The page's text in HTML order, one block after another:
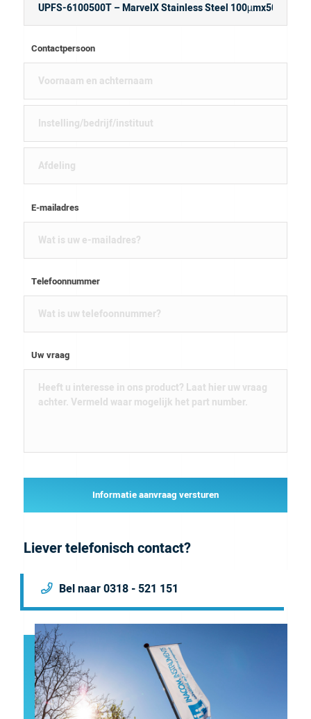
Contactpersoon
E-mailadres
Telefoonnummer
Uw vraag
Informatie aanvraag versturen
Liever telefonisch contact?
Bel naar 0318 - 521 151